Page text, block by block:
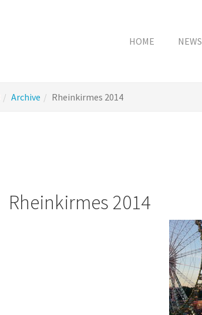
HOME NEWS
Archive Rheinkirmes 2014
Rheinkirmes 2014